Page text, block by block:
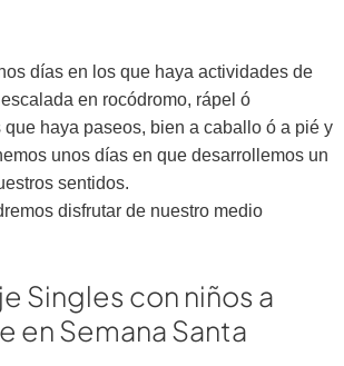
días en los que haya actividades de
en rocódromo, rápel ó
que haya paseos, bien a caballo ó a pié y
unos días en que desarrollemos un
sentidos.
disfrutar de nuestro medio
Singles con niños a
en Semana Santa